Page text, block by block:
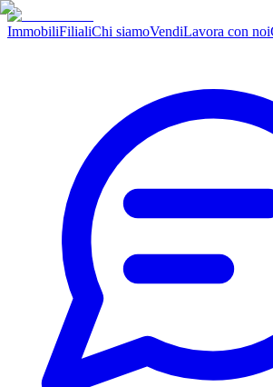
ImmobiliFilialiChi siamoVendiLavora con noi